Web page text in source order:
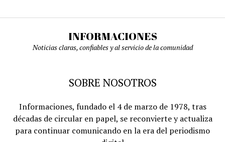
INFORMACIONES
Noticias claras, confiables y al servicio de la comunidad
SOBRE NOSOTROS
Informaciones, fundado el 4 de marzo de 1978, tras
décadas de circular en papel, se reconvierte y actualiza
para continuar comunicando en la era del periodismo